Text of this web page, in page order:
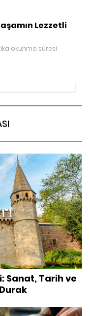
Lezzetli
okunma süresi
Sanat, Tarih ve